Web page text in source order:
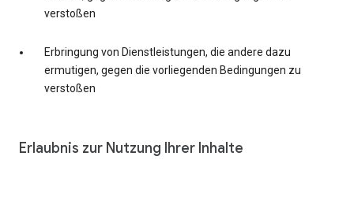
verstoßen
Erbringung von Dienstleistungen, die andere dazu
ermutigen, gegen die vorliegenden Bedingungen zu
verstoßen
Erlaubnis zur Nutzung Ihrer Inhalte